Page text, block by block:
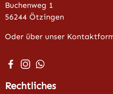
Buchenweg 1
56244 Ötzingen
Oder über unser
Besuche uns auf Facebook
Schau auf Instagram
Schreib uns auf
Rechtliches